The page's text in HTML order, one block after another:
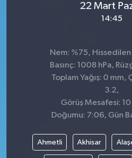
22 Mart
14:45
Nem: %75, Hissedilen
Basınç: 1008 hPa,
Toplam Yağış: 0 mm,
3.2,
Görüş Mesafesi:
Doğumu: 7:06, Gün
Ahmetli Akhisar